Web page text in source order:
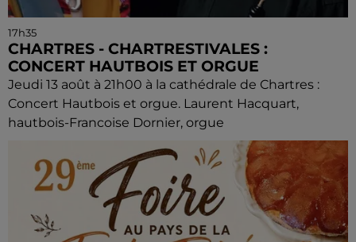
17h35
CHARTRES - CHARTRESTIVALES :
CONCERT HAUTBOIS ET ORGUE
Jeudi 13 août à 21h00 à la cathédrale de Chartres :
Concert Hautbois et orgue. Laurent Hacquart,
hautbois-Francoise Dornier, orgue